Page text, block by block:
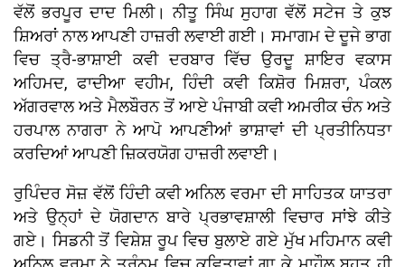
ਵੱਲੋਂ ਭਰਪੂਰ ਦਾਦ ਮਿਲੀ। ਨੀਤੂ ਸਿੰਘ ਸੁਹਾਗ ਵੱਲੋਂ ਸਟੇਜ ਤੇ ਕੁਝ
ਸ਼ਿਅਰਾਂ ਨਾਲ ਆਪਣੀ ਹਾਜ਼ਰੀ ਲਵਾਈ ਗਈ। ਸਮਾਗਮ ਦੇ ਦੂਜੇ ਭਾਗ
ਵਿਚ ਤ੍ਰੈ-ਭਾਸ਼ਾਈ ਕਵੀ ਦਰਬਾਰ ਵਿੱਚ ਉਰਦੂ ਸ਼ਾਇਰ ਵਕਾਸ
ਅਹਿਮਦ, ਫਾਦੀਆ ਵਹੀਮ, ਹਿੰਦੀ ਕਵੀ ਕਿਸ਼ੋਰ ਮਿਸ਼ਰਾ, ਪੰਕਲ
ਅੱਗਰਵਾਲ ਅਤੇ ਮੈਲਬੌਰਨ ਤੋਂ ਆਏ ਪੰਜਾਬੀ ਕਵੀ ਅਮਰੀਕ ਚੰਨ ਅਤੇ
ਹਰਪਾਲ ਨਾਗਰਾ ਨੇ ਆਪੋ ਆਪਣੀਆਂ ਭਾਸ਼ਾਵਾਂ ਦੀ ਪ੍ਰਤੀਨਿਧਤਾ
ਕਰਦਿਆਂ ਆਪਣੀ ਜ਼ਿਕਰਯੋਗ ਹਾਜ਼ਰੀ ਲਵਾਈ।
ਰੁਪਿੰਦਰ ਸੋਜ਼ ਵੱਲੋਂ ਹਿੰਦੀ ਕਵੀ ਅਨਿਲ ਵਰਮਾ ਦੀ ਸਾਹਿਤਕ ਯਾਤਰਾ
ਅਤੇ ਉਨ੍ਹਾਂ ਦੇ ਯੋਗਦਾਨ ਬਾਰੇ ਪ੍ਰਭਾਵਸ਼ਾਲੀ ਵਿਚਾਰ ਸਾਂਝੇ ਕੀਤੇ
ਗਏ। ਸਿਡਨੀ ਤੋਂ ਵਿਸ਼ੇਸ਼ ਰੂਪ ਵਿਚ ਬੁਲਾਏ ਗਏ ਮੁੱਖ ਮਹਿਮਾਨ ਕਵੀ